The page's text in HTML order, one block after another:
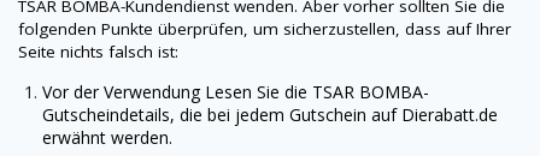
TSAR BOMBA-Kundendienst wenden. Aber vorher sollten Sie die
folgenden Punkte überprüfen, um sicherzustellen, dass auf Ihrer
Seite nichts falsch ist:
Vor der Verwendung Lesen Sie die TSAR BOMBA-
Gutscheindetails, die bei jedem Gutschein auf Dierabatt.de
erwähnt werden.